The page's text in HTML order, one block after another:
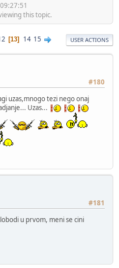
this topic.
13 14 15 USER ACTIONS
#180
uzas,mnogo tezi nego onaj
Uzas...
#181
u prvom, meni se cini